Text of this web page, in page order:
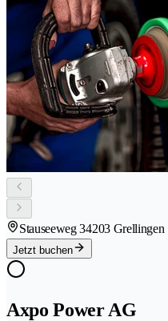
Stauseeweg 34203 Grellingen
Jetzt buchen
Axpo Power AG